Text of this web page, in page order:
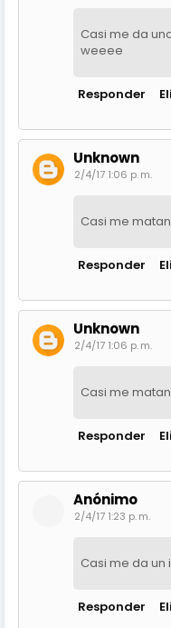
Casi me da
weeee
Responder
Unknown
2/4/17 1:06 p. m.
Casi me
Responder
Unknown
2/4/17 1:06 p. m.
Casi me
Responder
Anónimo
2/4/17 1:23 p. m.
Casi me da un
Responder